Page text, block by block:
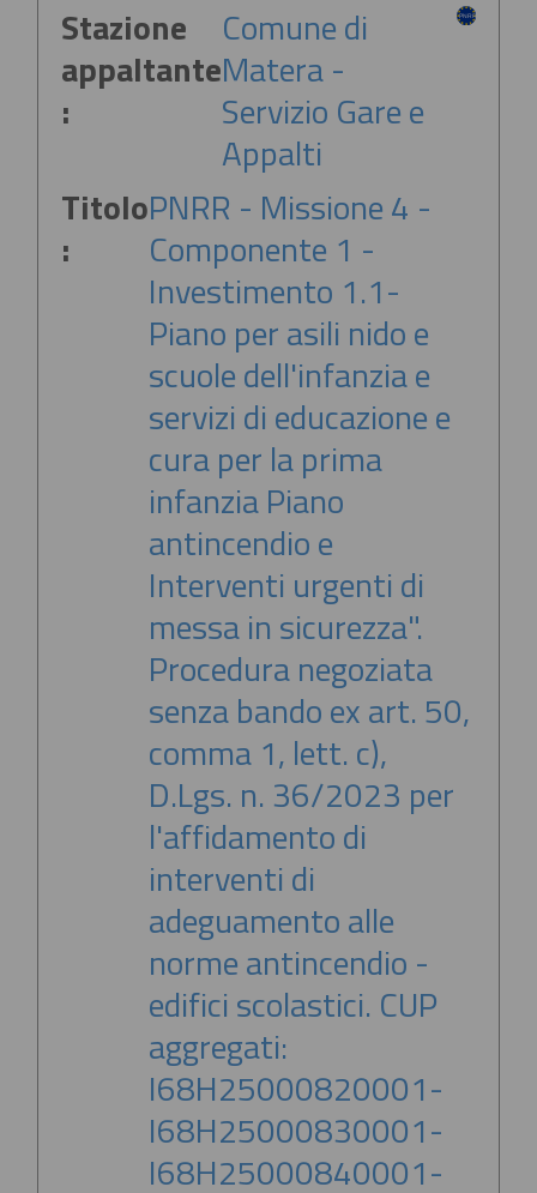
Stazione
appaltante
:
Comune di
Matera -
Servizio Gare e
Appalti
Titolo
:
PNRR - Missione 4 -
Componente 1 -
Investimento 1.1-
Piano per asili nido e
scuole dell'infanzia e
servizi di educazione e
cura per la prima
infanzia Piano
antincendio e
Interventi urgenti di
messa in sicurezza".
Procedura negoziata
senza bando ex art. 50,
comma 1, lett. c),
D.Lgs. n. 36/2023 per
l'affidamento di
interventi di
adeguamento alle
norme antincendio -
edifici scolastici. CUP
aggregati:
I68H25000820001-
I68H25000830001-
I68H25000840001-